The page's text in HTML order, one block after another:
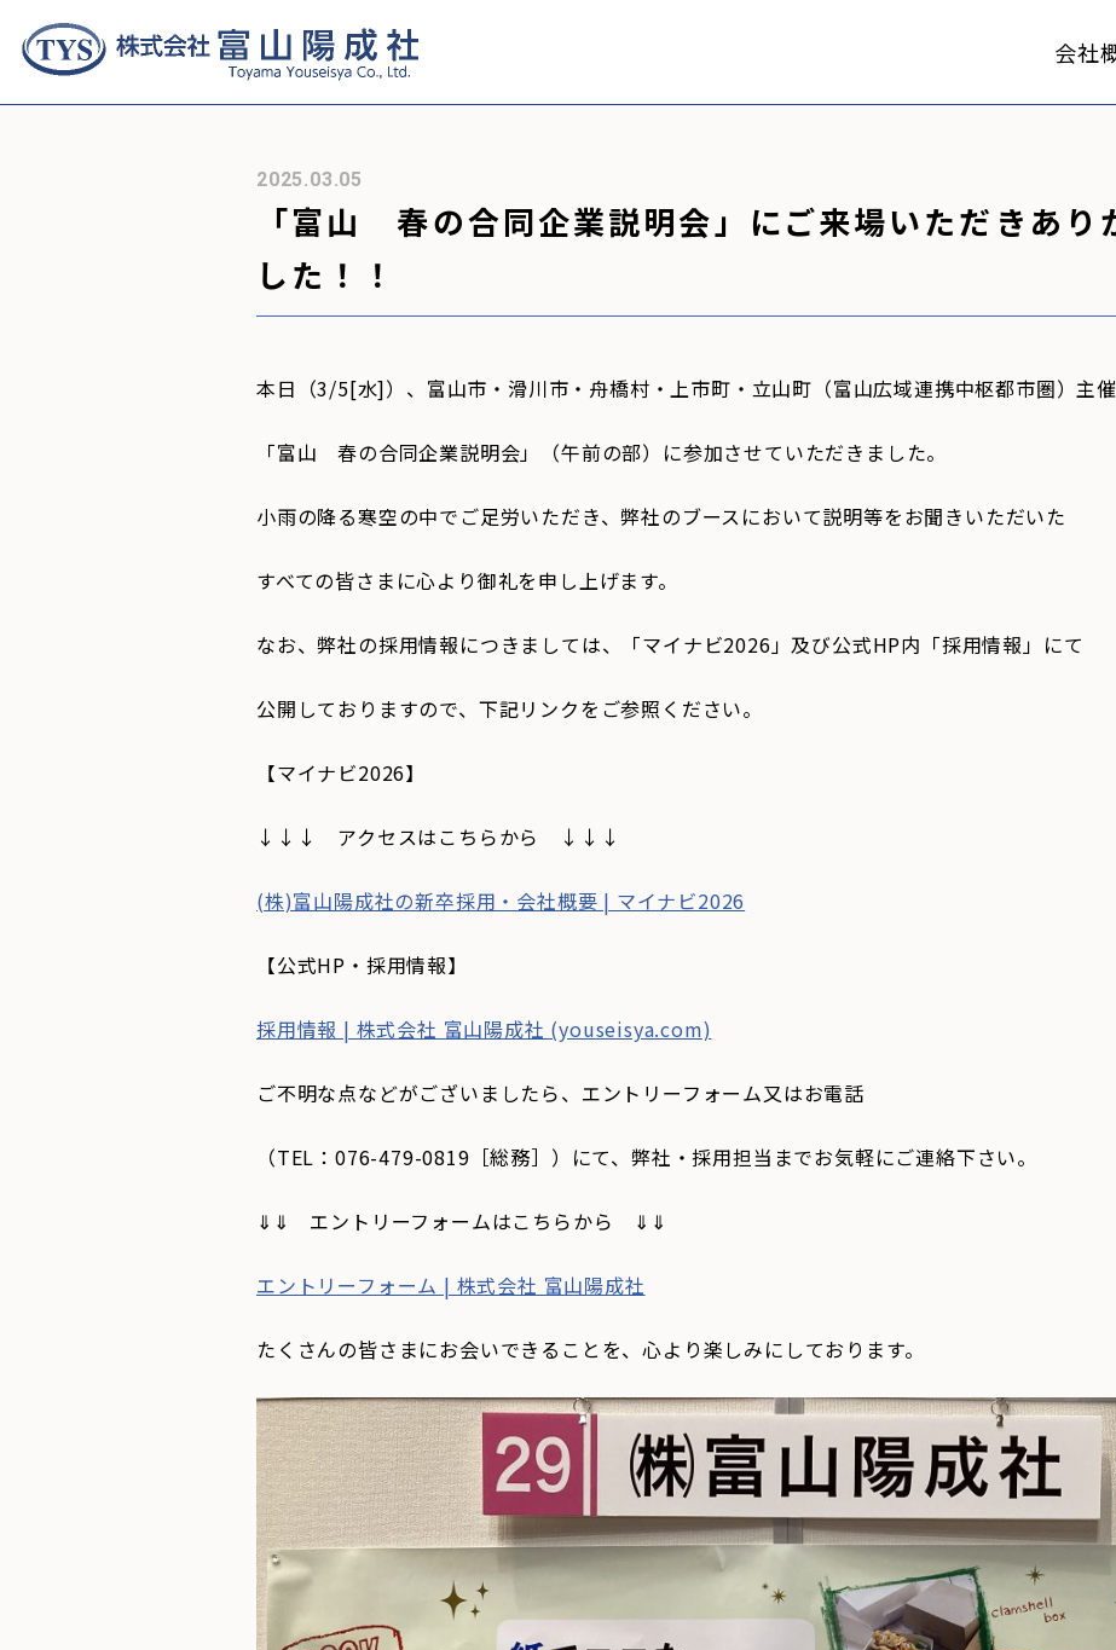
会社
2025.03.05
「富山 春の合同企業説明会」にご来場いただきあり
した！！
本日（3/5[水]）、富山市・滑川市・舟橋村・上市町・立山町（富山広域連携中枢都市圏）主
「富山 春の合同企業説明会」（午前の部）に参加させていただきました。
小雨の降る寒空の中でご足労いただき、弊社のブースにおいて説明等をお聞きいただいた
すべての皆さまに心より御礼を申し上げます。
なお、弊社の採用情報につきましては、「マイナビ2026」及び公式HP内「採用情報」にて
公開しておりますので、下記リンクをご参照ください。
【マイナビ2026】
↓↓↓ アクセスはこちらから ↓↓↓
(株)富山陽成社の新卒採用・会社概要 | マイナビ2026
【公式HP・採用情報】
採用情報 | 株式会社 富山陽成社 (youseisya.com)
ご不明な点などがございましたら、エントリーフォーム又はお電話
（TEL：076-479-0819［総務］）にて、弊社・採用担当までお気軽にご連絡下さい。
⇓⇓ エントリーフォームはこちらから ⇓⇓
エントリーフォーム | 株式会社 富山陽成社
たくさんの皆さまにお会いできることを、心より楽しみにしております。